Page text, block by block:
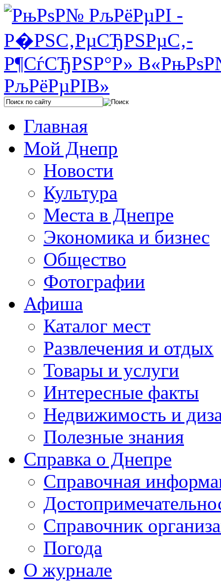
Главная
Мой Днепр
Новости
Культура
Места в Днепре
Экономика и бизнес
Общество
Фотографии
Афиша
Каталог мест
Развлечения и отдых
Товары и услуги
Интересные факты
Недвижимость и
Полезные знания
Справка о Днепре
Справочная
Справочник
Погода
О журнале